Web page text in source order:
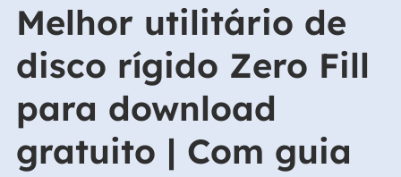
Melhor utilitário de
disco rígido Zero Fill
para download
gratuito | Com guia